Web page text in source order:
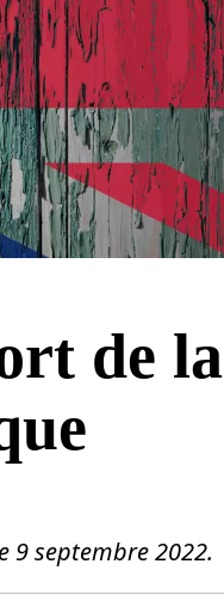
de la
9 septembre 2022.